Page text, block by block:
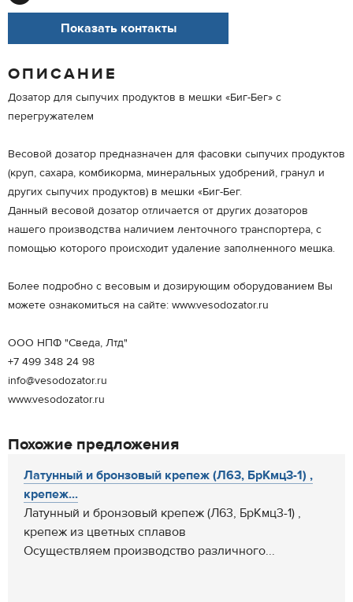
Показать контакты
ОПИСАНИЕ
Дозатор для сыпучих продуктов в мешки «Биг-Бег» с
перегружателем
Весовой дозатор предназначен для фасовки сыпучих продуктов
(круп, сахара, комбикорма, минеральных удобрений, гранул и
других сыпучих продуктов) в мешки «Биг-Бег.
Данный весовой дозатор отличается от других дозаторов
нашего производства наличием ленточного транспортера, с
помощью которого происходит удаление заполненного мешка.
Более подробно с весовым и дозирующим оборудованием Вы
можете ознакомиться на сайте: www.vesodozator.ru
ООО НПФ "Сведа, Лтд"
+7 499 348 24 98
info@vesodozator.ru
www.vesodozator.ru
Похожие предложения
Латунный и бронзовый крепеж (Л63, БрКмц3-1) ,
крепеж...
Латунный и бронзовый крепеж (Л63, БрКмц3-1) ,
крепеж из цветных сплавов
Осуществляем производство различного...